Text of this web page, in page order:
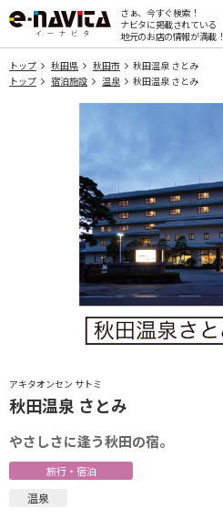
さぁ、今すぐ検索！
ナビタに掲載されている
地元のお店の情報が満載！
トップ 秋田県 秋田市
秋田温泉 さとみ
トップ
宿泊施設 温泉 秋田温泉 さとみ
アキタオンセン サトミ
秋田温泉 さとみ
やさしさに逢う秋田の宿。
旅行・宿泊
温泉